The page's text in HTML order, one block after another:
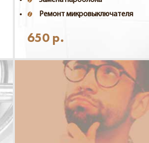
Ремонт микровыключателя
650р.